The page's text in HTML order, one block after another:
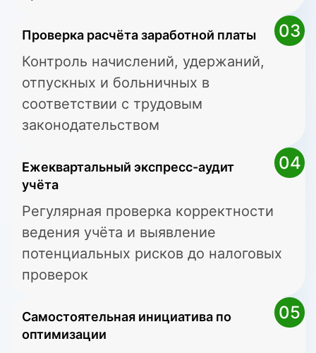
Проверка расчёта заработной платы
Контроль начислений, удержаний,
отпускных и больничных в
соответствии с трудовым
законодательством
03
Ежеквартальный экспресс-аудит
учёта
Регулярная проверка корректности
ведения учёта и выявление
потенциальных рисков до налоговых
проверок
04
Самостоятельная инициатива по
оптимизации
05